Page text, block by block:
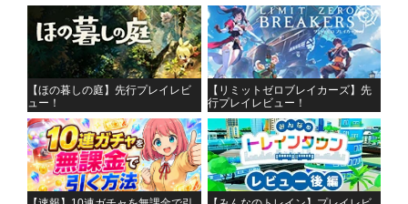
【ほの暮しの庭】先行プレイレビ
ュー！
【リミットゼロブレイカーズ】先
行プレイレビュー！